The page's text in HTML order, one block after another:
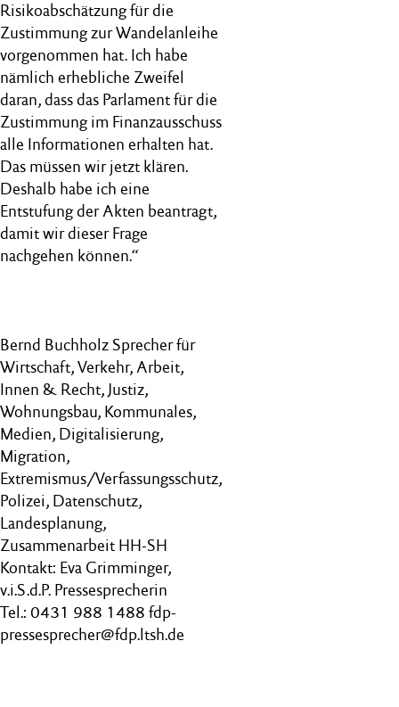
Risikoabschätzung für die
Zustimmung zur Wandelanleihe
vorgenommen hat. Ich habe
nämlich erhebliche Zweifel
daran, dass das Parlament für die
Zustimmung im Finanzausschuss
alle Informationen erhalten hat.
Das müssen wir jetzt klären.
Deshalb habe ich eine
Entstufung der Akten beantragt,
damit wir dieser Frage
nachgehen können.“
Bernd Buchholz Sprecher für
Wirtschaft, Verkehr, Arbeit,
Innen & Recht, Justiz,
Wohnungsbau, Kommunales,
Medien, Digitalisierung,
Migration,
Extremismus/Verfassungsschutz,
Polizei, Datenschutz,
Landesplanung,
Zusammenarbeit HH-SH
Kontakt: Eva Grimminger,
v.i.S.d.P. Pressesprecherin
Tel.: 0431 988 1488 fdp-
pressesprecher@fdp.ltsh.de